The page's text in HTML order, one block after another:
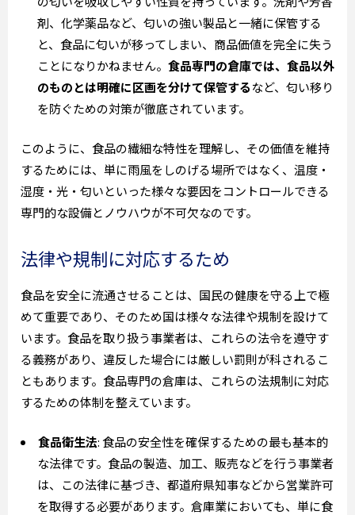
剤、化学薬品など、匂いの強い製品と一緒に保管する
と、食品に匂いが移ってしまい、商品価値を完全に失う
ことになりかねません。 食品専門の倉庫では、食品以外
のものとは明確に区画を分けて保管するなど、匂い移り
を防ぐための対策が徹底されています。
このように、食品の繊細な特性を理解し、その価値を維持
するためには、単に雨風をしのげる場所ではなく、温度・
湿度・光・匂いといった様々な要因をコントロールできる
専門的な設備とノウハウが不可欠なのです。
法律や規制に対応するため
食品を安全に流通させることは、国民の健康を守る上で極
めて重要であり、そのため国は様々な法律や規制を設けて
います。食品を取り扱う事業者は、これらの法令を遵守す
る義務があり、違反した場合には厳しい罰則が科されるこ
ともあります。食品専門の倉庫は、これらの法規制に対応
するための体制を整えています。
食品衛生法: 食品の安全性を確保するための最も基本的
な法律です。食品の製造、加工、販売などを行う事業者
は、この法律に基づき、都道府県知事などから営業許可
を取得する必要があります。倉庫業においても、単に食